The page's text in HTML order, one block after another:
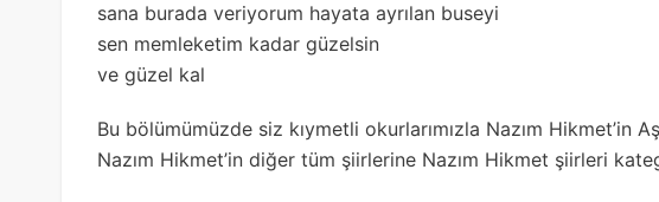
sana burada veriyorum hayata ayrılan buseyi
sen memleketim kadar güzelsin
ve güzel kal
Bu bölümümüzde siz kıymetli okurlarımızla Nazım Hikmet’in
Nazım Hikmet’in diğer tüm şiirlerine Nazım Hikmet şiirleri